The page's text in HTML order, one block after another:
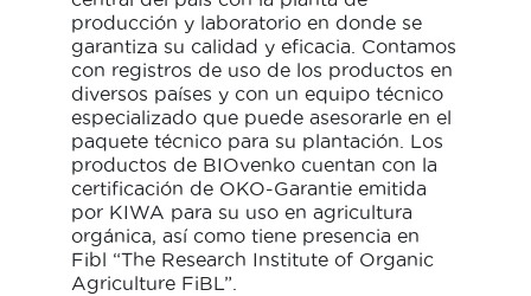
producción y laboratorio en donde se
garantiza su calidad y eficacia. Contamos
con registros de uso de los productos en
diversos países y con un equipo técnico
especializado que puede asesorarle en el
paquete técnico para su plantación. Los
productos de BIOvenko cuentan con la
certificación de OKO-Garantie emitida
por KIWA para su uso en agricultura
orgánica, así como tiene presencia en
Fibl “The Research Institute of Organic
Agriculture FiBL”.